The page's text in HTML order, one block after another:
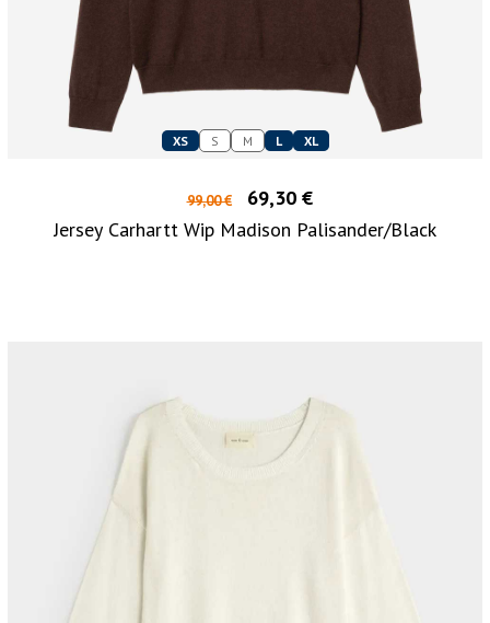
XS S M L XL
99,00 €
69,30 €
Jersey Carhartt Wip Madison Palisander/Black